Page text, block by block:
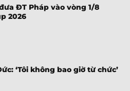
ĐT Pháp vào vòng 1/8
2026
‘Tôi không bao giờ từ chức’